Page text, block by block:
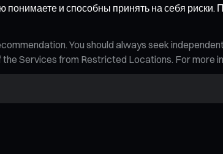
понимаете и способны принять на себя
You should always seek
Services from Restricted Locations. For more